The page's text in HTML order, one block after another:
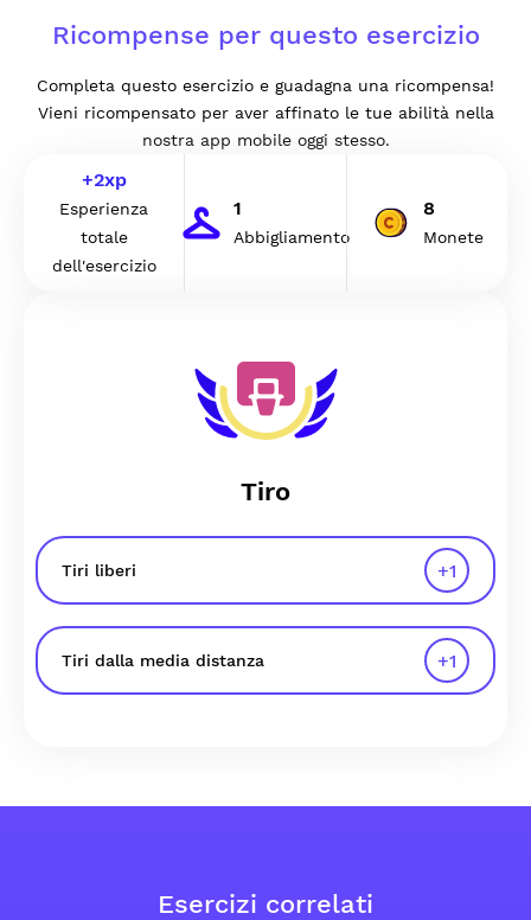
Ricompense per questo esercizio
Completa questo esercizio e guadagna una ricompensa!
Vieni ricompensato per aver affinato le tue abilità nella
nostra app mobile oggi stesso.
+2xp
Esperienza
totale
dell'esercizio
1
Abbigliamento
8
Monete
Tiro
Tiri liberi +1
Tiri dalla media distanza +1
Esercizi correlati